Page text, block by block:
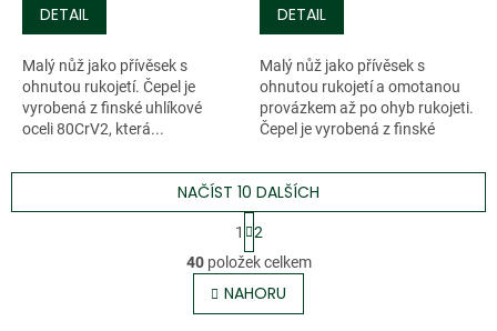
DETAIL
Malý nůž jako přívěsek s
ohnutou rukojetí. Čepel je
vyrobená z finské uhlíkové
oceli 80CrV2, která...
DETAIL
Malý nůž jako přívěsek s
ohnutou rukojetí a omotanou
provázkem až po ohyb rukojeti.
Čepel je vyrobená z finské
O
v
l
á
NAČÍST 10 DALŠÍCH
S
t
r
á
n
k
1
2
40položek celkem
NAHORU